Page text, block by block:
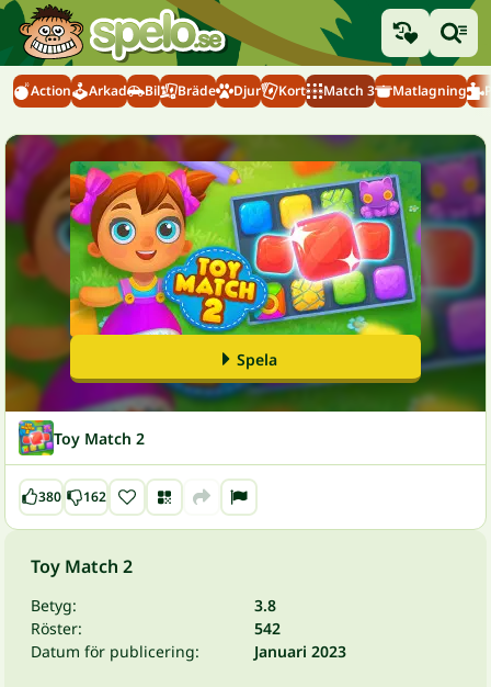
Action Arkad Bil Bräde Djur Kort Match 3 Matlagning
Spela
Toy Match 2
380 162
Toy Match 2
Betyg:
3.8
Röster:
542
Datum för publicering:
Januari 2023